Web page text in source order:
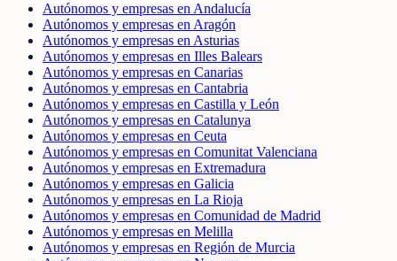
Autónomos y empresas en Andalucía
Autónomos y empresas en Aragón
Autónomos y empresas en Asturias
Autónomos y empresas en Illes Balears
Autónomos y empresas en Canarias
Autónomos y empresas en Cantabria
Autónomos y empresas en Castilla y León
Autónomos y empresas en Catalunya
Autónomos y empresas en Ceuta
Autónomos y empresas en Comunitat Valenciana
Autónomos y empresas en Extremadura
Autónomos y empresas en Galicia
Autónomos y empresas en La Rioja
Autónomos y empresas en Comunidad de Madrid
Autónomos y empresas en Melilla
Autónomos y empresas en Región de Murcia